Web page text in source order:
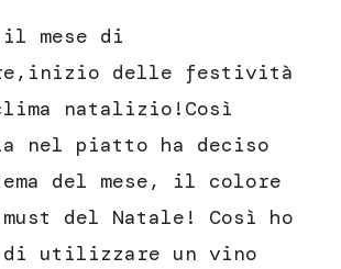
vino
rosso
mese di
delle festività
natalizio!Così
nel piatto ha deciso
del mese, il colore
del Natale! Così ho
utilizzare un vino